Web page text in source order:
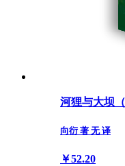
河狸与大坝
向衍 著 无 译
￥52.20